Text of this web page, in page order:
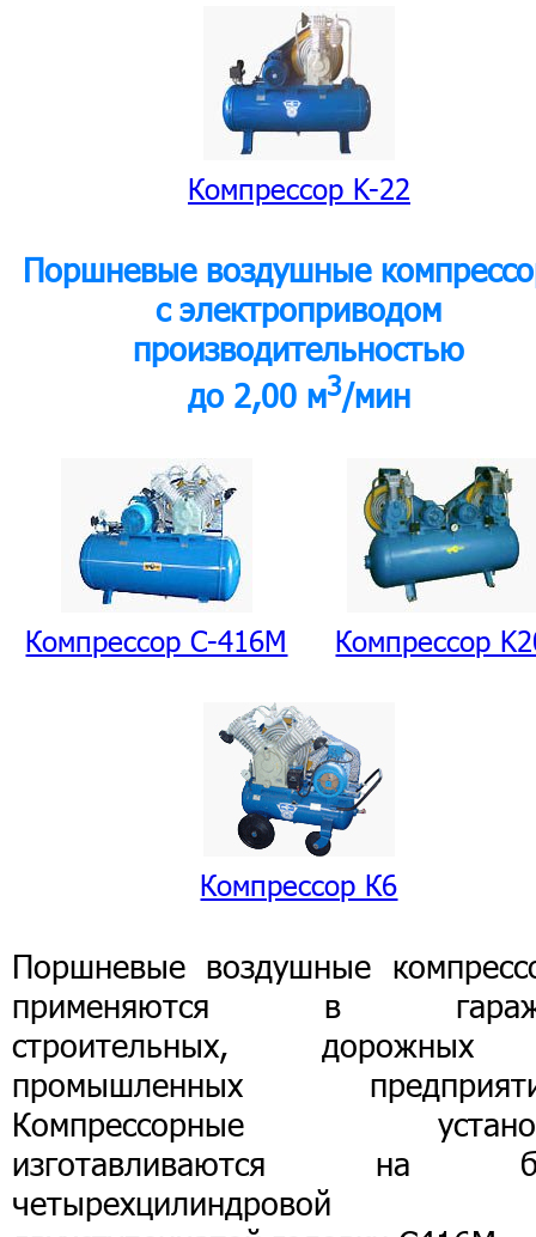
Компрессор K-22
Поршневые воздушные
с электроприводом
производительностью
до 2,00 м3/мин
Компрессор С-416М Компрессор
Компрессор К6
Поршневые воздушные
применяются в
строительных,
промышленных
Компрессорные
изготавливаются на
четырехцилиндровой